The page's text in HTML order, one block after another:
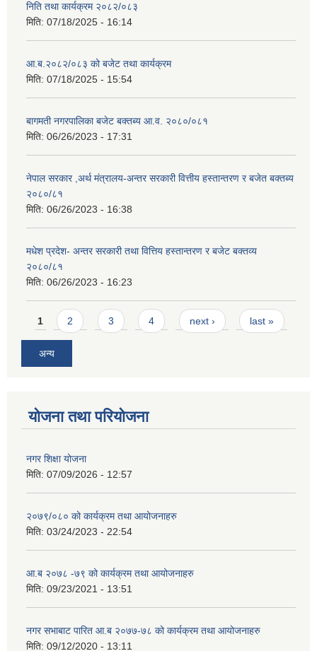
निति तथा कार्यक्रम २०८२/०८३
मिति: 07/18/2025 - 16:14
आ.ब.२०८२/०८३ को बजेट तथा कार्यक्रम
मिति: 07/18/2025 - 15:54
बागमती नगरपालिका बजेट बक्तब्य आ.व. २०८०/०८१
मिति: 06/26/2023 - 17:31
नेपाल सरकार ,अर्थ मंत्रालय-अन्तर सरकारी वित्तीय हस्तान्तरण र बजेत बक्तब्य
२०८०/८१
मिति: 06/26/2023 - 16:38
मधेश प्रदेश- अन्तर सरकारी तथा वित्तिय हस्तान्तरण र बजेट बक्तव्य
२०८०/८१
मिति: 06/26/2023 - 16:23
Pages
1 2 3 4 next › last »
अन्य
योजना तथा परियोजना
नगर शिक्षा योजना
मिति: 07/09/2026 - 12:57
२०७९/०८० को कार्यक्रम तथा आयोजनाहरु
मिति: 03/24/2023 - 22:54
आ.ब २०७८ -७९ को कार्यक्रम तथा आयोजनाहरु
मिति: 09/23/2021 - 13:51
नगर सभाबाट पारित आ.ब २०७७-७८ को कार्यक्रम तथा आयोजनाहरु
मिति: 09/12/2020 - 13:11